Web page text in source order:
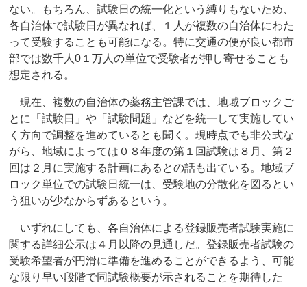
ない。もちろん、試験日の統一化という縛りもないため、
各自治体で試験日が異なれば、１人が複数の自治体にわた
って受験することも可能になる。特に交通の便が良い都市
部では数千人0１万人の単位で受験者が押し寄せることも
想定される。
現在、複数の自治体の薬務主管課では、地域ブロックご
とに「試験日」や「試験問題」などを統一して実施してい
く方向で調整を進めているとも聞く。現時点でも非公式な
がら、地域によっては０８年度の第１回試験は８月、第２
回は２月に実施する計画にあるとの話も出ている。地域ブ
ロック単位での試験日統一は、受験地の分散化を図るとい
う狙いが少なからずあるという。
いずれにしても、各自治体による登録販売者試験実施に
関する詳細公示は４月以降の見通しだ。登録販売者試験の
受験希望者が円滑に準備を進めることができるよう、可能
な限り早い段階で同試験概要が示されることを期待した